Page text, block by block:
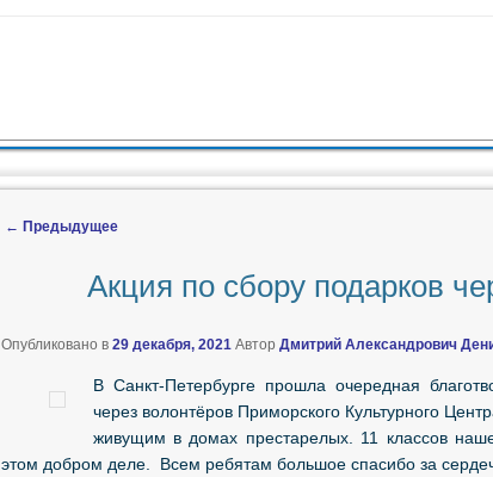
← Предыдущее
Акция по сбору подарков
Опубликовано в 29 декабря, 2021 Автор Дмитрий Александрович
В Санкт-Петербурге прошла очередная
через волонтёров Приморского Культурного
живущим в домах престарелых. 11 классов
этом добром деле. Всем ребятам большое спасибо за